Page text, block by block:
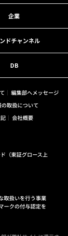
企業
ドチャンネル
DB
編集部へメッセージ
取扱について
会社概要
（東証グロース上
取扱いを行う事業
ークの付与認定を